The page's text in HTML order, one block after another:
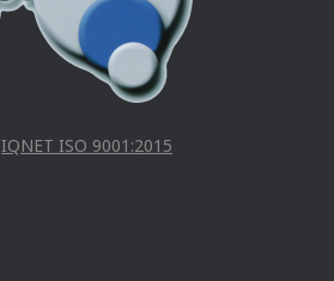
IQNET ISO 9001:2015